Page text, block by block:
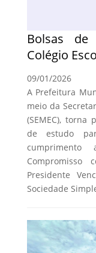
Bolsas de
Colégio
09/01/2026
A Prefeitura
meio da
(SEMEC),
de estudo
Presidente
Sociedade